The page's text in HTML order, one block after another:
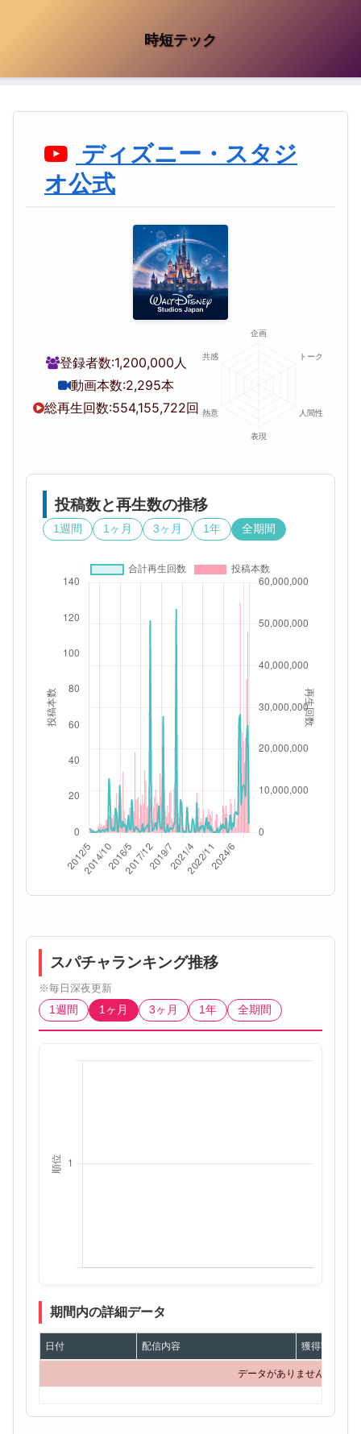
時短テック
ディズニー・スタジ
オ公式
登録者数:1,200,000人
動画本数:2,295本
総再生回数:554,155,722回
投稿数と再生数の推移
1週間 1ヶ月 3ヶ月 1年 全期間
スパチャランキング推移
※毎日深夜更新
1週間
1ヶ月 3ヶ月 1年 全期間
期間内の詳細データ
日付 配信内容 獲得額
データがありません